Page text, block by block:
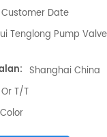
Customer Date
Tenglong Pump
Shanghai China
T/T